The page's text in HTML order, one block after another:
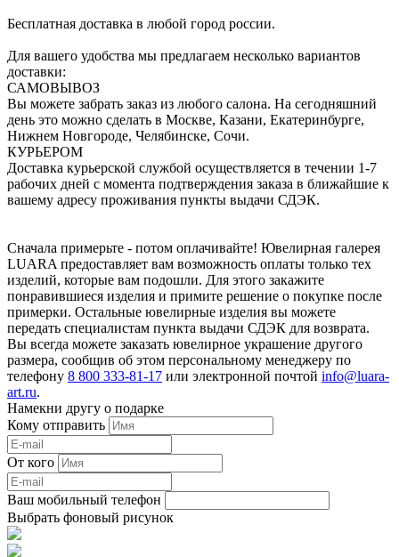
Бесплатная доставка в любой город россии.
Для вашего удобства мы предлагаем несколько вариантов
доставки:
САМОВЫВОЗ
Вы можете забрать заказ из любого салона. На сегодняшний
день это можно сделать в Москве, Казани, Екатеринбурге,
Нижнем Новгороде, Челябинске, Сочи.
КУРЬЕРОМ
Доставка курьерской службой осуществляется в течении 1-7
рабочих дней с момента подтверждения заказа в ближайшие к
вашему адресу проживания пункты выдачи СДЭК.
Сначала примерьте - потом оплачивайте! Ювелирная галерея
LUARA предоставляет вам возможность оплаты только тех
изделий, которые вам подошли. Для этого закажите
понравившиеся изделия и примите решение о покупке после
примерки. Остальные ювелирные изделия вы можете
передать специалистам пункта выдачи СДЭК для возврата.
Вы всегда можете заказать ювелирное украшение другого
размера, сообщив об этом персональному менеджеру по
телефону 8 800 333-81-17 или электронной почтой info@luara-
art.ru.
Намекни другу о подарке
Кому отправить
От кого
Ваш мобильный телефон
Выбрать фоновый рисунок